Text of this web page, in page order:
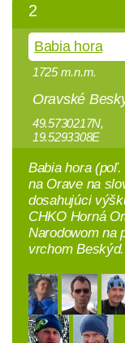
2
Babia hora
1725 m.n.m.
Oravské
49.5730217N,
19.5293308E
Babia hora
na Orave na
dosahujúci
CHKO Horná
Narodowom na
vrchom Beskýd.